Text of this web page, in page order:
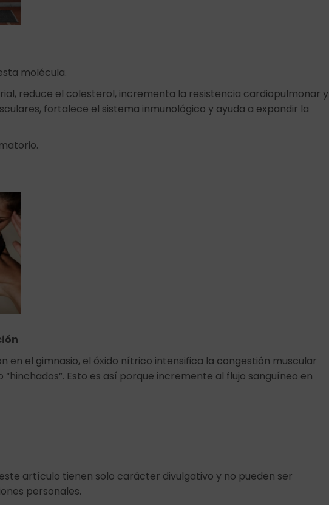
molécula.
reduce el colesterol, incrementa la resistencia cardiopulmonar y
fortalece el sistema inmunológico y ayuda a expandir la
en el gimnasio, el óxido nítrico intensifica la congestión muscular
Esto es así porque incremente al flujo sanguíneo en
artículo tienen solo carácter divulgativo y no pueden ser
personales.